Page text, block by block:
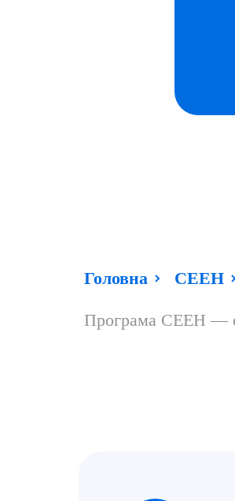
Головна СЕЕН
Програма СЕЕН —